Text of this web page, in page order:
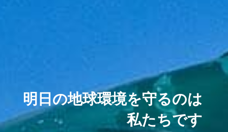
明日の地球環境を守るのは
私たちです